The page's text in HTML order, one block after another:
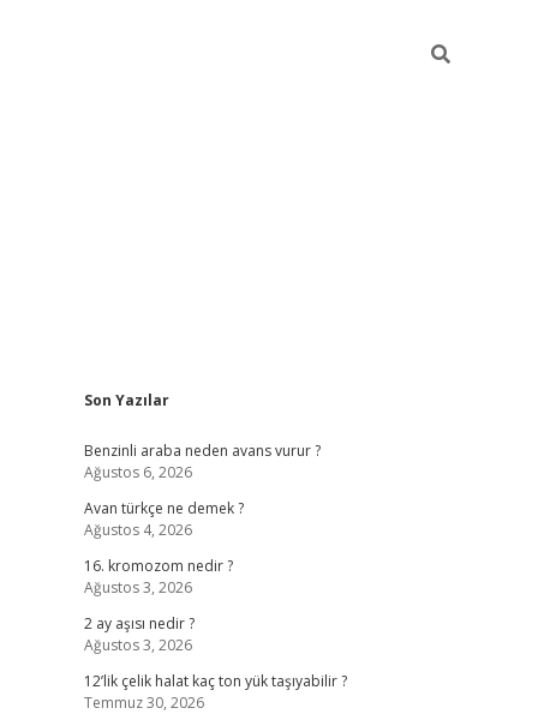
Sidebar
Son Yazılar
Benzinli araba neden avans vurur ?
Ağustos 6, 2026
Avan türkçe ne demek ?
Ağustos 4, 2026
16. kromozom nedir ?
Ağustos 3, 2026
2 ay aşısı nedir ?
Ağustos 3, 2026
12’lik çelik halat kaç ton yük taşıyabilir ?
Temmuz 30, 2026